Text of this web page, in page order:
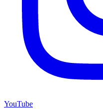
YouTube